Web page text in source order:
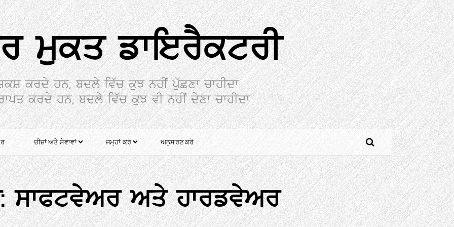
ਮੁਕਤ ਡਾਇਰੈਕਟਰੀ
ਕਰਦੇ ਹਨ, ਬਦਲੇ ਵਿੱਚ ਕੁਝ ਨਹੀਂ ਪੁੱਛਣਾ ਚਾਹੀਦਾ
ਕਰਦੇ ਹਨ, ਬਦਲੇ ਵਿੱਚ ਕੁਝ ਵੀ ਨਹੀਂ ਦੇਣਾ ਚਾਹੀਦਾ
ਚੀਜ਼ਾਂ ਅਤੇ ਸੇਵਾਵਾਂ ਜਮ੍ਹਾਂ ਕਰੋ ਅਨੁਸਰਣ ਕਰੋ
ਸਾਫਟਵੇਅਰ ਅਤੇ ਹਾਰਡਵੇਅਰ